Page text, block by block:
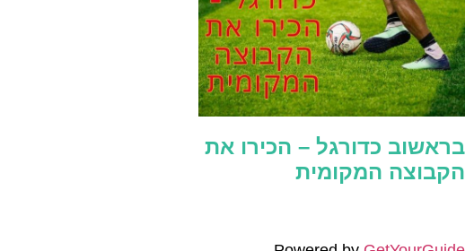
בראשוב כדורגל – הכירו את
הקבוצה המקומית